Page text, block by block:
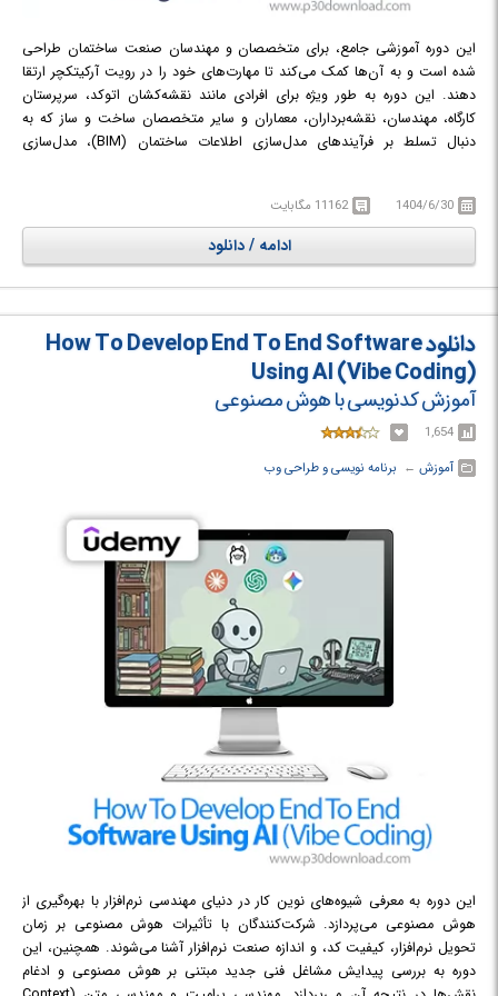
این دوره آموزشی جامع، برای متخصصان و مهندسان صنعت ساختمان طراحی
شده است و به آن‌ها کمک می‌کند تا مهارت‌های خود را در رویت آرکیتکچر ارتقا
دهند. این دوره به طور ویژه برای افرادی مانند نقشه‌کشان اتوکد، سرپرستان
کارگاه، مهندسان، نقشه‌برداران، معماران و سایر متخصصان ساخت و ساز که به
دنبال تسلط بر فرآیندهای مدل‌سازی اطلاعات ساختمان (BIM)، مدل‌سازی
تجاری را با استفاده از هر دو واحد اندازه‌گیری امپریال و متریک به دست می‌آورند.
هدف این دوره، ارائه آموزش تخصصی است که به شرکت‌کنندگان اجازه می‌دهد تا
با استفاده از نرم‌افزار رویت، پروژه‌های خود را با دقت و کارایی بیشتری پیش ببرند.
این دوره یک فرصت عالی برای دانشجویان رشته‌های مهندسی عمران و معماری و
حرفه‌ای تبدیل شوند. همچنین، متخصصان شاغل در حوزه‌های مشاوره و
پیمانکاری ساخت و ساز نیز می‌توانند از این آموزش پیشرفته رویت برای افزایش
کارایی و دقت پروژه‌های خود بهره‌مند شوند.
در دوره آموزشی Revit Architecture Complete Building Design &
Documentation با مدل‌سازی سه‌بعدی و مستندسازی پروژه‌های ساختمانی آشنا
خواهید شد.
1404/6/30 11162 مگابایت
ادامه / دانلود
دانلود How To Develop End To End Software
Using AI (Vibe Coding)
آموزش کدنویسی با هوش مصنوعی
1,654
آموزش ← ‏ برنامه نویسی و طراحی وب
این دوره به معرفی شیوه‌های نوین کار در دنیای مهندسی نرم‌افزار با بهره‌گیری از
هوش مصنوعی می‌پردازد. شرکت‌کنندگان با تأثیرات هوش مصنوعی بر زمان
تحویل نرم‌افزار، کیفیت کد، و اندازه صنعت نرم‌افزار آشنا می‌شوند. همچنین، این
دوره به بررسی پیدایش مشاغل فنی جدید مبتنی بر هوش مصنوعی و ادغام